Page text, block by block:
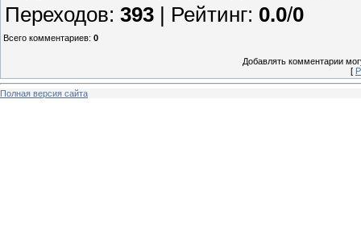
Переходов: 393 | Рейтинг: 0.0/0
Всего комментариев: 0
Добавлять комментарии
[
Полная версия сайта